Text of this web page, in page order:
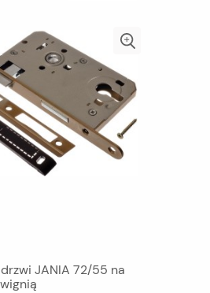
JANIA 72/55 na